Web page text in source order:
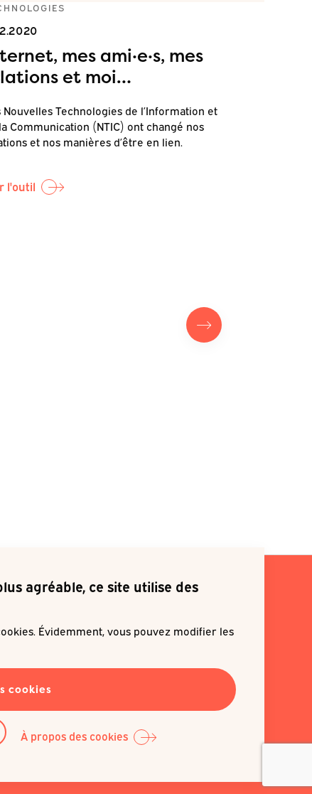
mes ami·e·s, mes
et moi…
Nouvelles Technologies de l’Information et
Communication (NTIC) ont changé nos
et nos manières d’être en lien.
l'outil
m'inscrire à une newsletter
agréable, ce site utilise des
Évidemment, vous pouvez modifier les
cookies
À propos des cookies